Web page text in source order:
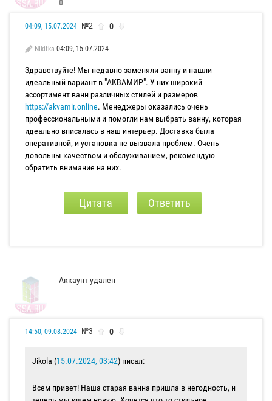
0
04:09, 15.07.2024 №2 0
Nikitka 04:09, 15.07.2024
Здравствуйте! Мы недавно заменяли ванну и нашли
идеальный вариант в "АКВАМИР". У них широкий
ассортимент ванн различных стилей и размеров
https://akvamir.online. Менеджеры оказались очень
профессиональными и помогли нам выбрать ванну, которая
идеально вписалась в наш интерьер. Доставка была
оперативной, и установка не вызвала проблем. Очень
довольны качеством и обслуживанием, рекомендую
обратить внимание на них.
Цитата Ответить
Аккаунт удален
14:50, 09.08.2024 №3 0
Jikola (15.07.2024, 03:42) писал:
Всем привет! Наша старая ванна пришла в негодность, и